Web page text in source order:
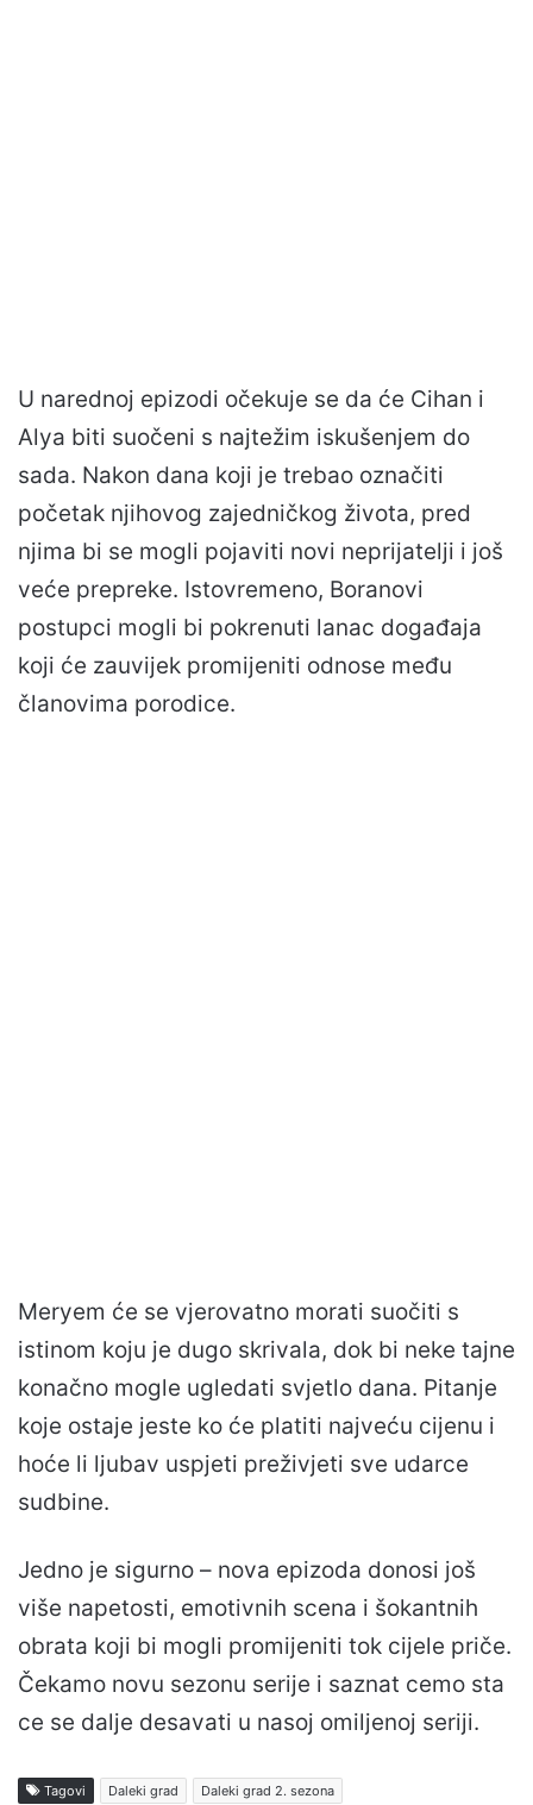
U narednoj epizodi očekuje se da će Cihan i
Alya biti suočeni s najtežim iskušenjem do
sada. Nakon dana koji je trebao označiti
početak njihovog zajedničkog života, pred
njima bi se mogli pojaviti novi neprijatelji i još
veće prepreke. Istovremeno, Boranovi
postupci mogli bi pokrenuti lanac događaja
koji će zauvijek promijeniti odnose među
članovima porodice.
Meryem će se vjerovatno morati suočiti s
istinom koju je dugo skrivala, dok bi neke tajne
konačno mogle ugledati svjetlo dana. Pitanje
koje ostaje jeste ko će platiti najveću cijenu i
hoće li ljubav uspjeti preživjeti sve udarce
sudbine.
Jedno je sigurno – nova epizoda donosi još
više napetosti, emotivnih scena i šokantnih
obrata koji bi mogli promijeniti tok cijele priče.
Čekamo novu sezonu serije i saznat cemo sta
ce se dalje desavati u nasoj omiljenoj seriji.
Tagovi Daleki grad Daleki grad 2. sezona